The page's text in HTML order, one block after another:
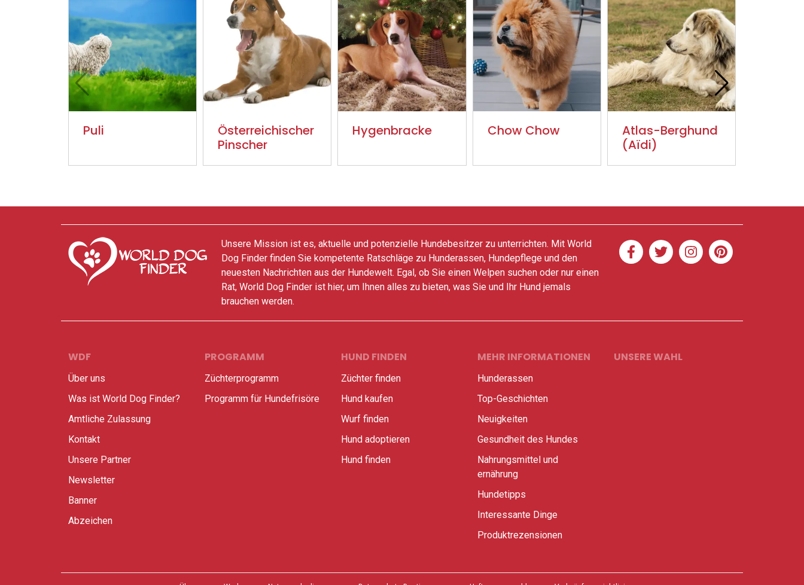
Puli
Österreichischer
Pinscher
Hygenbracke Chow Chow
Atlas-Berghund
(Aïdi)
Unsere Mission ist es, aktuelle und potenzielle Hundebesitzer zu unterrichten. Mit World
Dog Finder finden Sie kompetente Ratschläge zu Hunderassen, Hundepflege und den
neuesten Nachrichten aus der Hundewelt. Egal, ob Sie einen Welpen suchen oder nur einen
Rat, World Dog Finder ist hier, um Ihnen alles zu bieten, was Sie und Ihr Hund jemals
brauchen werden.
WDF
Über uns
Was ist World Dog Finder?
Amtliche Zulassung
Kontakt
Unsere Partner
Newsletter
Banner
Abzeichen
PROGRAMM
Züchterprogramm
Programm für Hundefrisöre
HUND FINDEN
Züchter finden
Hund kaufen
Wurf finden
Hund adoptieren
Hund finden
MEHR INFORMATIONEN
Hunderassen
Top-Geschichten
Neuigkeiten
Gesundheit des Hundes
Nahrungsmittel und
ernährung
Hundetipps
Interessante Dinge
Produktrezensionen
UNSERE WAHL